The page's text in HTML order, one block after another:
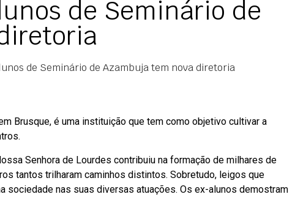
de Seminário de
de Seminário de Azambuja tem nova diretoria
Brusque, é uma instituição que tem como objetivo cultivar a
Senhora de Lourdes contribuiu na formação de milhares de
tantos trilharam caminhos distintos. Sobretudo, leigos que
sociedade nas suas diversas atuações. Os ex-alunos demostram